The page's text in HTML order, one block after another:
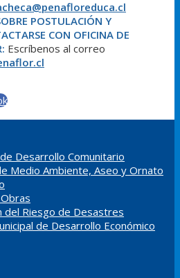
POSTULACIÓN Y
CON OFICINA DE
Escríbenos al correo
Desarrollo Comunitario
Medio Ambiente, Aseo y Ornato
del Riesgo de Desastres
de Desarrollo Económico